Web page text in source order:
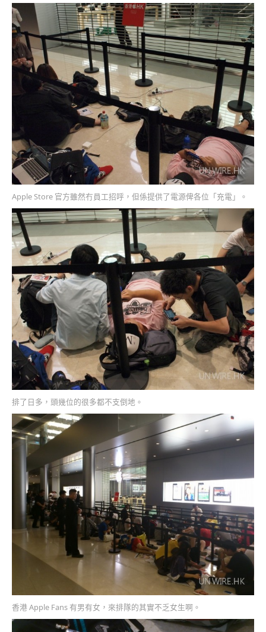
Apple Store 官方雖然冇員工招呼，但係提供了電源俾各位「充電」。
排了日多，頭幾位的很多都不支倒地。
香港 Apple Fans 有男有女，來排隊的其實不乏女生啊。